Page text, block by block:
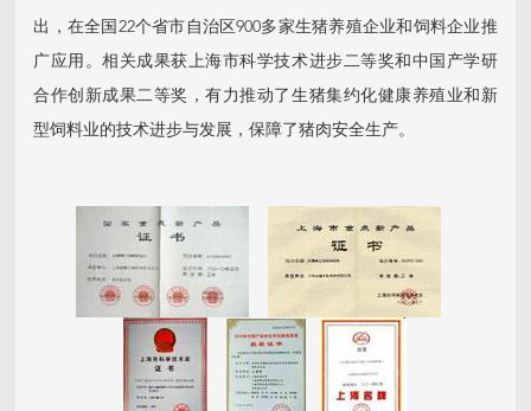
出，在全国22个省市自治区900多家生猪养殖企业和饲料企业推
广应用。相关成果获上海市科学技术进步二等奖和中国产学研
合作创新成果二等奖，有力推动了生猪集约化健康养殖业和新
型饲料业的技术进步与发展，保障了猪肉安全生产。